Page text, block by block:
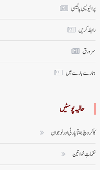
پرائیویسی پالیسی
رابطہ کریں
سر ورق
ہمارے بارے میں
حالیہ پوسٹیں
کاکروچ جنتا پارٹی اور نوجوان
نغماتِ خواتین